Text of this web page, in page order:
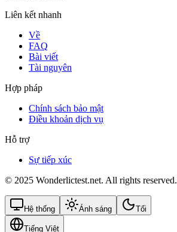
Liên kết nhanh
Về
FAQ
Bài viết
Tài nguyên
Hợp pháp
Chính sách bảo mật
Điều khoản dịch vụ
Hỗ trợ
Sự tiếp xúc
© 2025 Wonderlictest.net. All rights reserved.
Hệ thống Ánh sáng Tối
Tiếng Việt